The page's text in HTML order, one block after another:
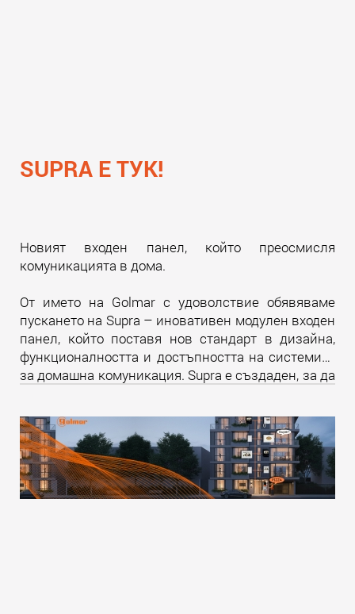
SUPRA Е ТУК!
Новият входен панел, който преосмисля
комуникацията в дома.
От името на Golmar с удоволствие обявяваме
пускането на Supra – иновативен модулен входен
панел, който поставя нов стандарт в дизайна,
функционалността и достъпността на системите
за домашна комуникация. Supra е създаден, за да
потребители, така и за професионалистите в
бранша.Прочети още